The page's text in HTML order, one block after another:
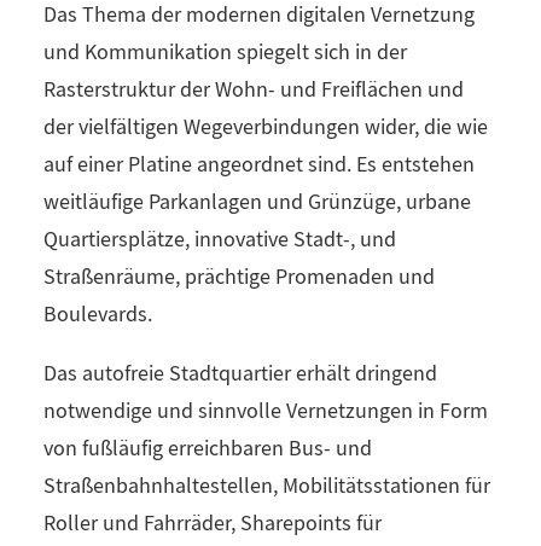
Das Thema der modernen digitalen Vernetzung
und Kommunikation spiegelt sich in der
Rasterstruktur der Wohn- und Freiflächen und
der vielfältigen Wegeverbindungen wider, die wie
auf einer Platine angeordnet sind. Es entstehen
weitläufige Parkanlagen und Grünzüge, urbane
Quartiersplätze, innovative Stadt-, und
Straßenräume, prächtige Promenaden und
Boulevards.
Das autofreie Stadtquartier erhält dringend
notwendige und sinnvolle Vernetzungen in Form
von fußläufig erreichbaren Bus- und
Straßenbahnhaltestellen, Mobilitätsstationen für
Roller und Fahrräder, Sharepoints für